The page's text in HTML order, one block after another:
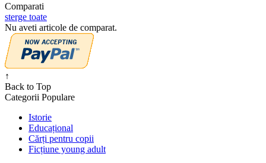
Comparati
sterge toate
Nu aveti articole de comparat.
↑
Back to Top
Categorii Populare
Istorie
Educațional
Cărți pentru copii
Ficțiune young adult